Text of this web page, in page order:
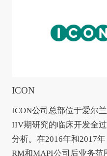
ICON
ICON公司总部位于爱尔
IIV期研究的临床开发全
分析。在2016年和2017
RM和MAPI公司后业务范